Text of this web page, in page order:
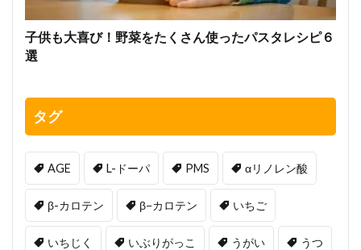
子供も大喜び！野菜をたくさん使ったパスタレシピ６
選
タグ
AGE L-ドーパ PMS αリノレン酸
β-カロテン β−カロテン いちご
いちじく いぶりがっこ うがい うつ